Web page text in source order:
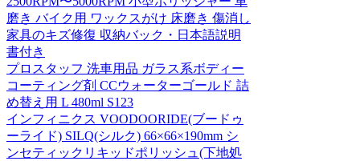
磨き バイク用 ワックスがけ 床磨き 傷消し
家具のキズ修復 収納バック・日本語説明
書付き
プロスタッフ 洗車用品 ガラス系ボディー
コーティング剤 CCウォーターゴールド 詰
め替え用 L 480ml S123
インフィニクス VOODOORIDE(ブードゥ
ーライド) SILQ(シルク) 66×66×190mm シ
ンセティックリキッドポリッシュ(下地処